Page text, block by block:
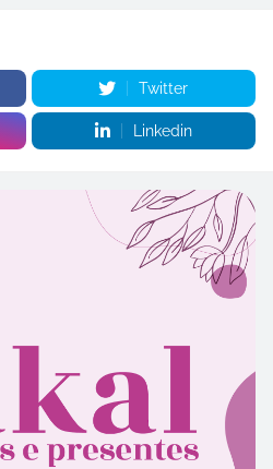
Twitter
Linkedin